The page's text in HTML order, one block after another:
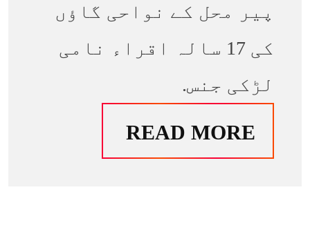
پیر محل کے نواحی گاؤں
کی 17 سالہ اقراء نامی
لڑکی جنس.
READ MORE